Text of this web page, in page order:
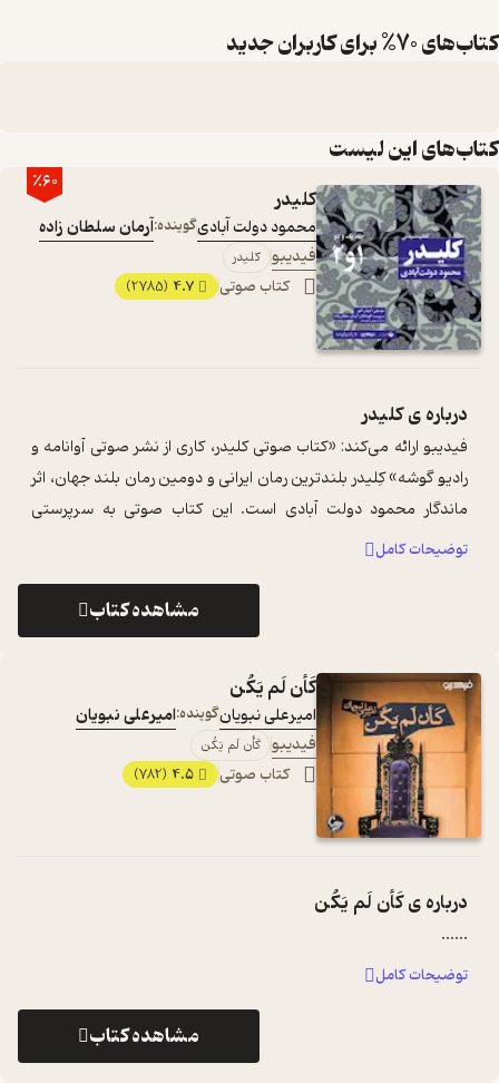
کتاب‌های 70% برای کاربران جدید
کتاب‌های این لیست
٪60
کلیدر
محمود دولت آبادیگوینده:آرمان سلطان زاده
فیدیبو کلیدر
کتاب صوتی 4.7
(2785)
درباره یکلیدر
فیدیبو ارائه می‌کند: «کتاب صوتی کلیدر، کاری از نشر صوتی آوانامه و
رادیو گوشه» کِلیدر بلندترین رمان ایرانی و دومین رمان بلند جهان، اثر
ماندگار محمود دولت آبادی است. این کتاب صوتی به سرپرستی
گویندگی ......
توضیحات کامل
مشاهده کتاب
کَأن لَم یَکُن
امیرعلی نبویانگوینده:امیرعلی نبویان
فیدیبو کَأن لَم یَکُن
کتاب صوتی 4.5
(782)
درباره یکَأن لَم یَکُن
...
...
توضیحات کامل
مشاهده کتاب